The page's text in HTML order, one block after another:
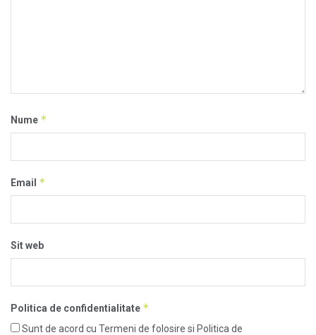
Nume *
Email *
Sit web
Politica de confidentialitate *
Sunt de acord cu Termeni de folosire si Politica de